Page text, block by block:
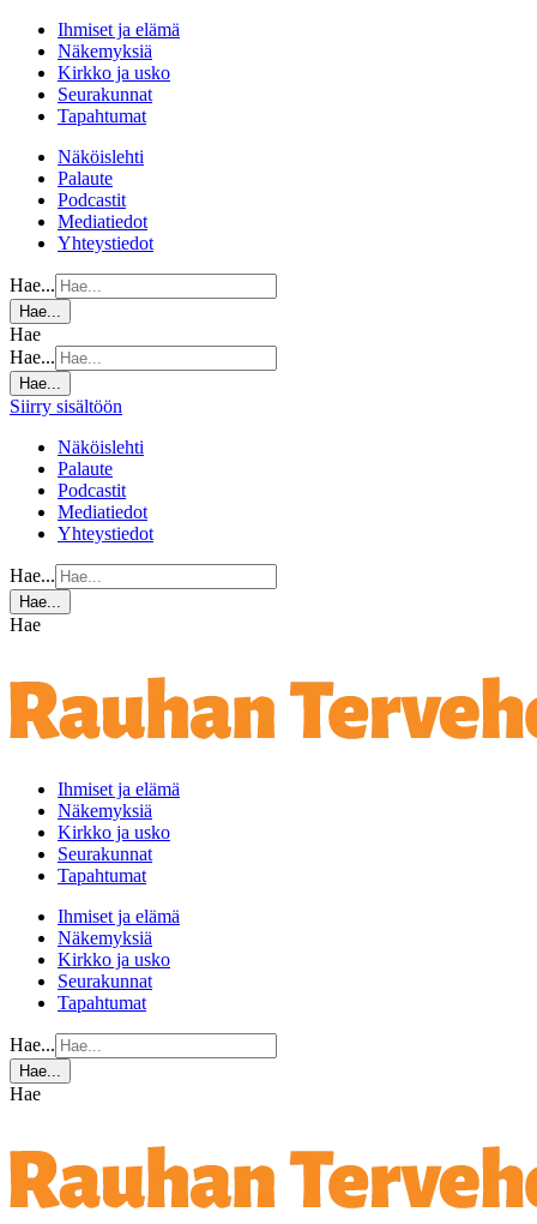
Ihmiset ja elämä
Näkemyksiä
Kirkko ja usko
Seurakunnat
Tapahtumat
Näköislehti
Palaute
Podcastit
Mediatiedot
Yhteystiedot
Hae...
Hae...
Hae
Hae...
Hae...
Siirry sisältöön
Näköislehti
Palaute
Podcastit
Mediatiedot
Yhteystiedot
Hae...
Hae...
Hae
Ihmiset ja elämä
Näkemyksiä
Kirkko ja usko
Seurakunnat
Tapahtumat
Ihmiset ja elämä
Näkemyksiä
Kirkko ja usko
Seurakunnat
Tapahtumat
Hae...
Hae...
Hae